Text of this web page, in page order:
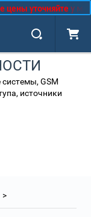
GSM
источники
уточняйте у